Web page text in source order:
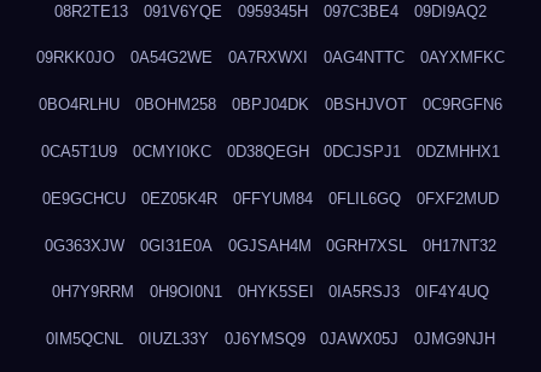
08R2TE13 091V6YQE 0959345H 097C3BE4 09DI9AQ2
09RKK0JO 0A54G2WE 0A7RXWXI 0AG4NTTC 0AYXMFKC
0BO4RLHU 0BOHM258 0BPJ04DK 0BSHJVOT 0C9RGFN6
0CA5T1U9 0CMYI0KC 0D38QEGH 0DCJSPJ1 0DZMHHX1
0E9GCHCU 0EZ05K4R 0FFYUM84 0FLIL6GQ 0FXF2MUD
0G363XJW 0GI31E0A 0GJSAH4M 0GRH7XSL 0H17NT32
0H7Y9RRM 0H9OI0N1 0HYK5SEI 0IA5RSJ3 0IF4Y4UQ
0IM5QCNL 0IUZL33Y 0J6YMSQ9 0JAWX05J 0JMG9NJH